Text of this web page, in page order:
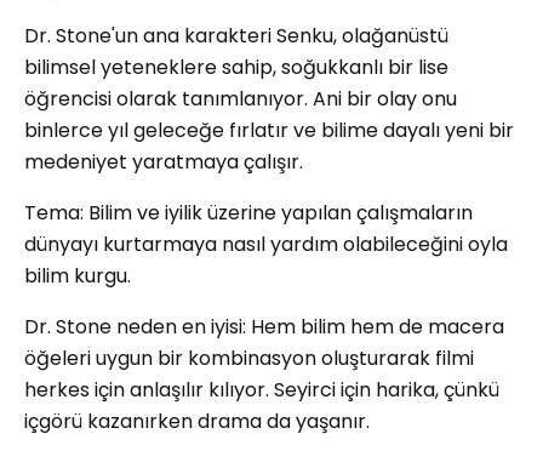
Dr. Stone'un ana karakteri Senku, olağanüstü
bilimsel yeteneklere sahip, soğukkanlı bir lise
öğrencisi olarak tanımlanıyor. Ani bir olay onu
binlerce yıl geleceğe fırlatır ve bilime dayalı yeni bir
medeniyet yaratmaya çalışır.
Tema: Bilim ve iyilik üzerine yapılan çalışmaların
dünyayı kurtarmaya nasıl yardım olabileceğini oyla
bilim kurgu.
Dr. Stone neden en iyisi: Hem bilim hem de macera
öğeleri uygun bir kombinasyon oluşturarak filmi
herkes için anlaşılır kılıyor. Seyirci için harika, çünkü
içgörü kazanırken drama da yaşanır.